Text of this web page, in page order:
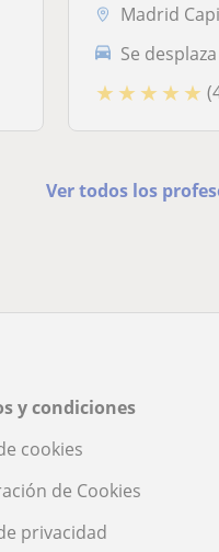
Madrid
Se
★ ★ ★ ★ ★
Ver todos los
y condiciones
cookies
de Cookies
privacidad